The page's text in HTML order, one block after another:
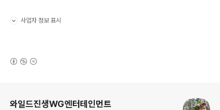
사업자 정보 표시
와일드진생WG엔터테인먼트